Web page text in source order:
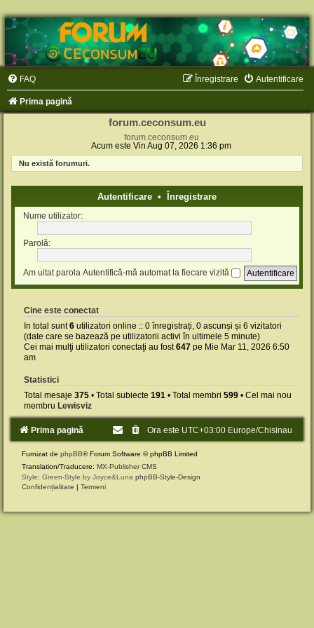
FAQ Autentificare
Înregistrare
Prima pagină
forum.ceconsum.eu
forum.ceconsum.eu
Acum este Vin Aug 07, 2026 1:36 pm
Nu există forumuri.
Autentificare • Înregistrare
Nume utilizator:
Parolă:
Am uitat parola Autentifică-mă automat la fiecare vizită
Cine este conectat
In total sunt6 utilizatori online :: 0 înregistrați, 0 ascunși și 6 vizitatori
(date care se bazează pe utilizatorii activi în ultimele 5 minute)
Cei mai mulţi utilizatori conectaţi au fost647 pe Mie Mar 11, 2026 6:50
am
Statistici
Total mesaje 375 • Total subiecte 191 • Total membri 599 • Cel mai nou
membru Lewisviz
Prima pagină Ora este UTC+03:00 Europe/Chisinau
Furnizat de phpBB® Forum Software © phpBB Limited
Translation/Traducere: MX-Publisher CMS
Style: Green-Style by Joyce&Luna phpBB-Style-Design
Confidențialitate | Termeni